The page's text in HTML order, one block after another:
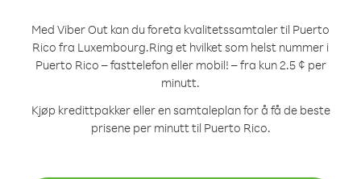
Med Viber Out kan du foreta kvalitetssamtaler til Puerto
Rico fra Luxembourg.Ring et hvilket som helst nummer i
Puerto Rico – fasttelefon eller mobil! – fra kun 2.5 ¢ per
minutt.
Kjøp kredittpakker eller en samtaleplan for å få de beste
prisene per minutt til Puerto Rico.